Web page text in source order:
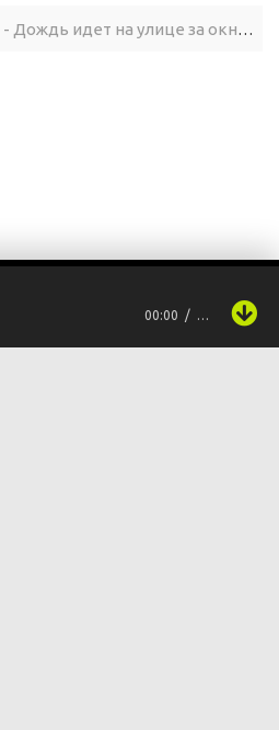
- Дождь идет на улице за окном туман (remix)
00:00